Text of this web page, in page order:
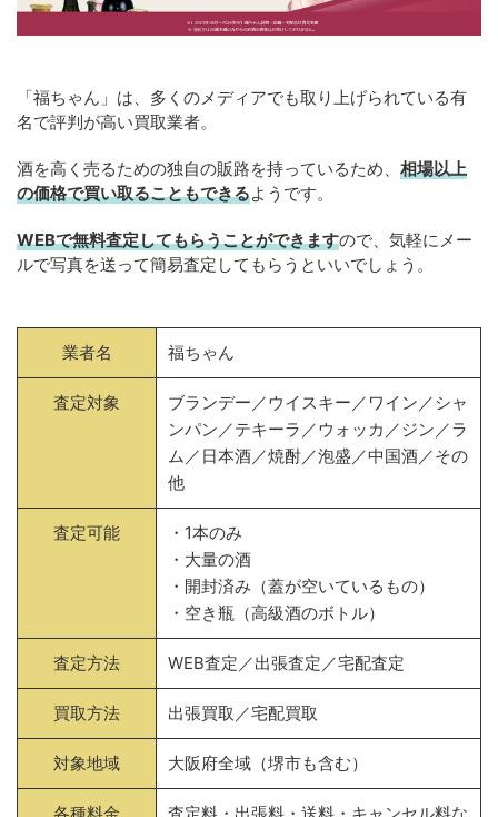
「福ちゃん」は、多くのメディアでも取り上げられている有
名で評判が高い買取業者。
酒を高く売るための独自の販路を持っているため、 相場以上
の価格で買い取ることもできるようです。
WEBで無料査定してもらうことができますので、気軽にメー
ルで写真を送って簡易査定してもらうといいでしょう。
業者名 福ちゃん
査定対象
ブランデー／ウイスキー／ワイン／シャ
ンパン／テキーラ／ウォッカ／ジン／ラ
ム／日本酒／焼酎／泡盛／中国酒／その
他
査定可能
・1本のみ
・大量の酒
・開封済み（蓋が空いているもの）
・空き瓶（高級酒のボトル）
査定方法 WEB査定／出張査定／宅配査定
買取方法 出張買取／宅配買取
対象地域 大阪府全域（堺市も含む）